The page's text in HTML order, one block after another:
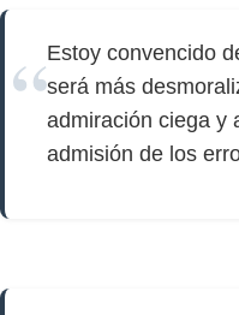
Estoy convencido
será más
admiración ciega y
admisión de los